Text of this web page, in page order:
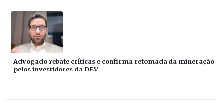
Advogado rebate críticas e confirma retomada da mineração
pelos investidores da DEV